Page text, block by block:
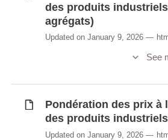
des produits
agrégats)
Updated on January 9, 2026
See
Pondération des prix à
des produits industriels
Updated on January 9, 2026